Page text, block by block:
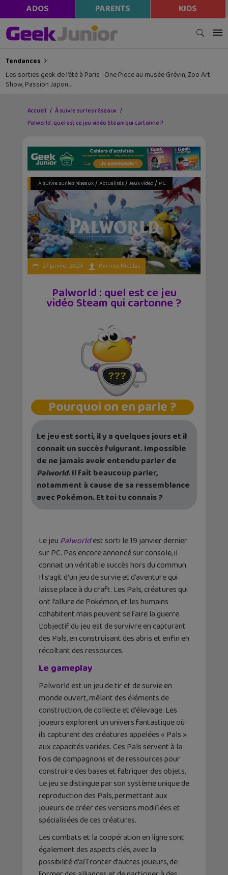
ADOS PARENTS KIDS
Tendances
Les sorties geek de l’été à Paris : One Piece au musée Grévin, Zoo Art
Show, Passion Japon…
Accueil
À suivre sur les réseaux
Palworld : quel est ce jeu vidéo Steam qui cartonne ?
À suivre sur les réseaux/ Actualités/ Jeux video/ PC
27 janvier 2024 Perrine Nicolas
Palworld : quel est ce jeu
vidéo Steam qui cartonne ?
Pourquoi on en parle ?
Le jeu est sorti, il y a quelques jours et il
connait un succès fulgurant. Impossible
de ne jamais avoir entendu parler de
Palworld. Il fait beaucoup parler,
notamment à cause de sa ressemblance
avec Pokémon. Et toi tu connais ?
Le jeu Palworldest sorti le 19 janvier dernier
sur PC. Pas encore annoncé sur console, il
connait un véritable succès hors du commun.
Il s’agit d’un jeu de survie et d’aventure qui
laisse place à du craft. Les Pals, créatures qui
ont l’allure de Pokémon, et les humains
cohabitent mais peuvent se faire la guerre.
L’objectif du jeu est de survivre en capturant
des Pals, en construisant des abris et enfin en
récoltant des ressources.
Le gameplay
Palworld est un jeu de tir et de survie en
monde ouvert, mêlant des éléments de
construction, de collecte et d’élevage. Les
joueurs explorent un univers fantastique où
ils capturent des créatures appelées « Pals »
aux capacités variées. Ces Pals servent à la
fois de compagnons et de ressources pour
construire des bases et fabriquer des objets.
Le jeu se distingue par son système unique de
reproduction des Pals, permettant aux
joueurs de créer des versions modifiées et
spécialisées de ces créatures.
Les combats et la coopération en ligne sont
également des aspects clés, avec la
possibilité d’affronter d’autres joueurs, de